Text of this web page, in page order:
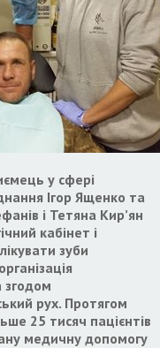
у сфері
Ігор Ященко та
і Тетяна Кир’ян
кабінет і
зуби
згодом
рух. Протягом
25 тисяч пацієнтів
медичну допомогу